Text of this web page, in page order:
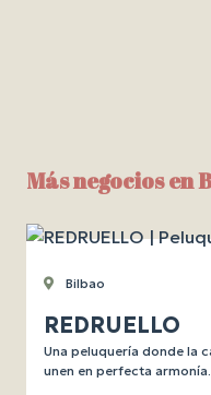
Más negocios en
Bilbao
REDRUELLO
Una peluquería donde la
unen en perfecta armonía.